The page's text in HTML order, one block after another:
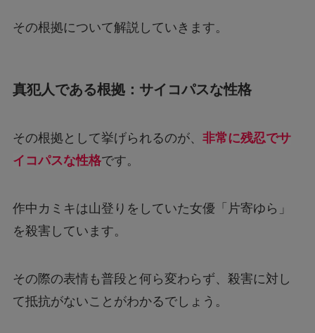
その根拠について解説していきます。
真犯人である根拠：サイコパスな性格
その根拠として挙げられるのが、 非常に残忍でサ
イコパスな性格です。
作中カミキは山登りをしていた女優「片寄ゆら」
を殺害しています。
その際の表情も普段と何ら変わらず、殺害に対し
て抵抗がないことがわかるでしょう。